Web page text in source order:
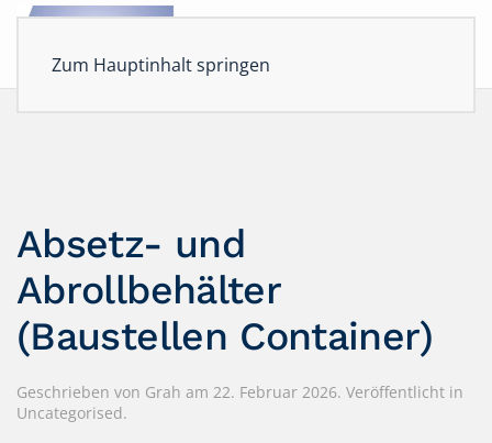
Zum Hauptinhalt springen
Absetz- und
Abrollbehälter
(Baustellen Container)
Geschrieben von Grah am 22. Februar 2026. Veröffentlicht in
Uncategorised.